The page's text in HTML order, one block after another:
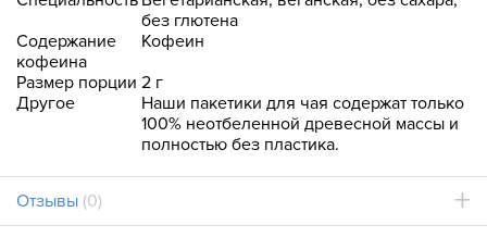
без глютена
Содержание
кофеина
Кофеин
Размер порции 2 г
Другое
Наши пакетики для чая содержат только
100% неотбеленной древесной массы и
полностью без пластика.
Отзывы (0)